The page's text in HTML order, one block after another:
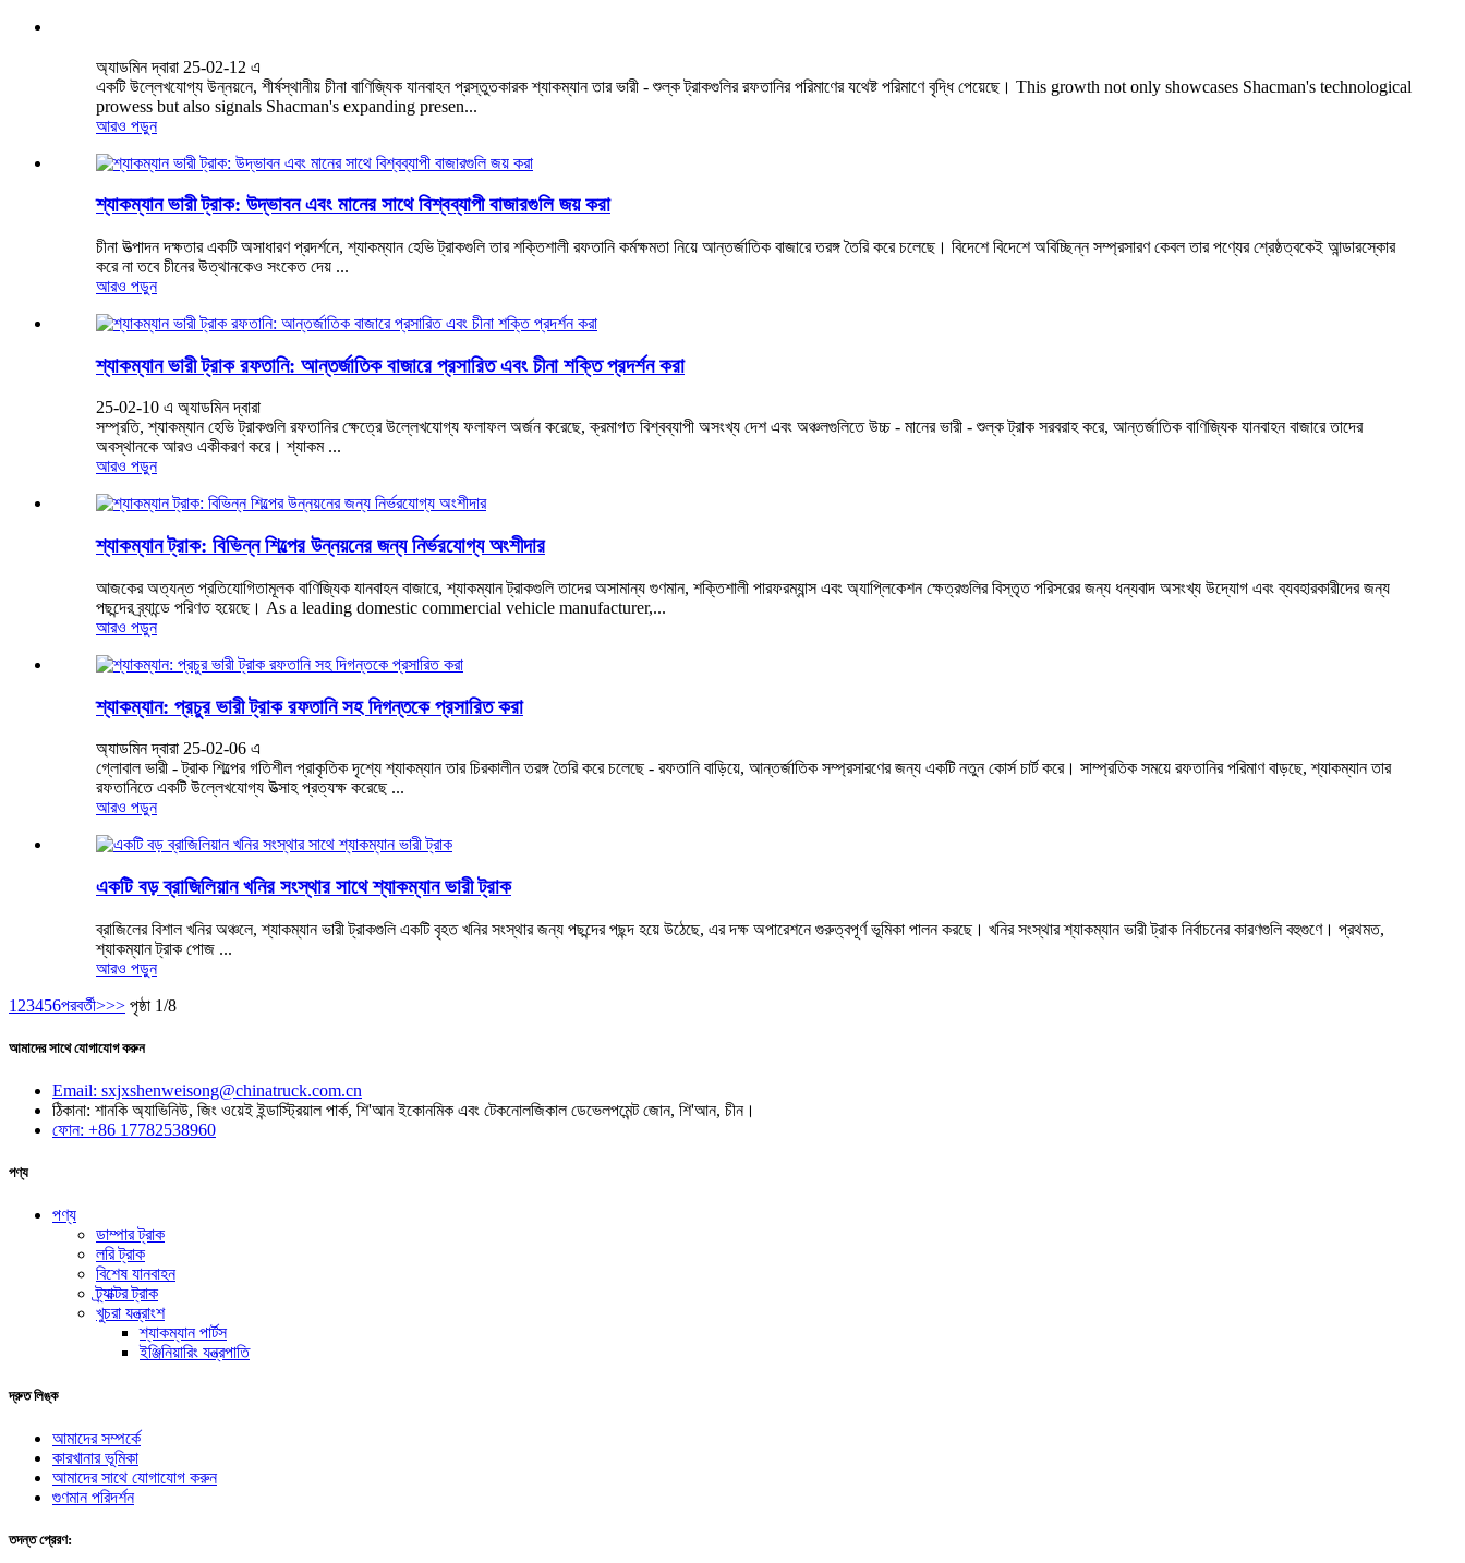
অ্যাডমিন দ্বারা 25-02-12 এ
একটি উল্লেখযোগ্য উন্নয়নে, শীর্ষস্থানীয় চীনা বাণিজ্যিক যানবাহন প্রস্তুতকারক শ্যাকম্যান তার ভারী - শুল্ক ট্রাকগুলির রফতানির পরিমাণের যথেষ্ট পরিমাণে বৃদ্ধি পেয়েছে। This growth not only showcases Shacman's technological
prowess but also signals Shacman's expanding presen...
আরও পড়ুন
শ্যাকম্যান ভারী ট্রাক: উদ্ভাবন এবং মানের সাথে বিশ্বব্যাপী বাজারগুলি জয় করা
চীনা উত্পাদন দক্ষতার একটি অসাধারণ প্রদর্শনে, শ্যাকম্যান হেভি ট্রাকগুলি তার শক্তিশালী রফতানি কর্মক্ষমতা নিয়ে আন্তর্জাতিক বাজারে তরঙ্গ তৈরি করে চলেছে। বিদেশে বিদেশে অবিচ্ছিন্ন সম্প্রসারণ কেবল তার পণ্যের শ্রেষ্ঠত্বকেই আন্ডারস্কোর
করে না তবে চীনের উত্থানকেও সংকেত দেয় ...
আরও পড়ুন
শ্যাকম্যান ভারী ট্রাক রফতানি: আন্তর্জাতিক বাজারে প্রসারিত এবং চীনা শক্তি প্রদর্শন করা
25-02-10 এ অ্যাডমিন দ্বারা
সম্প্রতি, শ্যাকম্যান হেভি ট্রাকগুলি রফতানির ক্ষেত্রে উল্লেখযোগ্য ফলাফল অর্জন করেছে, ক্রমাগত বিশ্বব্যাপী অসংখ্য দেশ এবং অঞ্চলগুলিতে উচ্চ - মানের ভারী - শুল্ক ট্রাক সরবরাহ করে, আন্তর্জাতিক বাণিজ্যিক যানবাহন বাজারে তাদের
অবস্থানকে আরও একীকরণ করে। শ্যাকম ...
আরও পড়ুন
শ্যাকম্যান ট্রাক: বিভিন্ন শিল্পের উন্নয়নের জন্য নির্ভরযোগ্য অংশীদার
আজকের অত্যন্ত প্রতিযোগিতামূলক বাণিজ্যিক যানবাহন বাজারে, শ্যাকম্যান ট্রাকগুলি তাদের অসামান্য গুণমান, শক্তিশালী পারফরম্যান্স এবং অ্যাপ্লিকেশন ক্ষেত্রগুলির বিস্তৃত পরিসরের জন্য ধন্যবাদ অসংখ্য উদ্যোগ এবং ব্যবহারকারীদের জন্য
পছন্দের ব্র্যান্ডে পরিণত হয়েছে। As a leading domestic commercial vehicle manufacturer,...
আরও পড়ুন
শ্যাকম্যান: প্রচুর ভারী ট্রাক রফতানি সহ দিগন্তকে প্রসারিত করা
অ্যাডমিন দ্বারা 25-02-06 এ
গ্লোবাল ভারী - ট্রাক শিল্পের গতিশীল প্রাকৃতিক দৃশ্যে শ্যাকম্যান তার চিরকালীন তরঙ্গ তৈরি করে চলেছে - রফতানি বাড়িয়ে, আন্তর্জাতিক সম্প্রসারণের জন্য একটি নতুন কোর্স চার্ট করে। সাম্প্রতিক সময়ে রফতানির পরিমাণ বাড়ছে, শ্যাকম্যান তার
রফতানিতে একটি উল্লেখযোগ্য উত্সাহ প্রত্যক্ষ করেছে ...
আরও পড়ুন
একটি বড় ব্রাজিলিয়ান খনির সংস্থার সাথে শ্যাকম্যান ভারী ট্রাক
ব্রাজিলের বিশাল খনির অঞ্চলে, শ্যাকম্যান ভারী ট্রাকগুলি একটি বৃহত খনির সংস্থার জন্য পছন্দের পছন্দ হয়ে উঠেছে, এর দক্ষ অপারেশনে গুরুত্বপূর্ণ ভূমিকা পালন করছে। খনির সংস্থার শ্যাকম্যান ভারী ট্রাক নির্বাচনের কারণগুলি বহুগুণে। প্রথমত,
শ্যাকম্যান ট্রাক পোজ ...
আরও পড়ুন
1 23456পরবর্তী>>> পৃষ্ঠা 1/8
আমাদের সাথে যোগাযোগ করুন
Email: sxjxshenweisong@chinatruck.com.cn
ঠিকানা: শানকি অ্যাভিনিউ, জিং ওয়েই ইন্ডাস্ট্রিয়াল পার্ক, শি'আন ইকোনমিক এবং টেকনোলজিকাল ডেভেলপমেন্ট জোন, শি'আন, চীন।
ফোন: +86 17782538960
পণ্য
পণ্য
ডাম্পার ট্রাক
লরি ট্রাক
বিশেষ যানবাহন
ট্র্যাক্টর ট্রাক
খুচরা যন্ত্রাংশ
শ্যাকম্যান পার্টস
ইঞ্জিনিয়ারিং যন্ত্রপাতি
দ্রুত লিঙ্ক
আমাদের সম্পর্কে
কারখানার ভূমিকা
আমাদের সাথে যোগাযোগ করুন
গুণমান পরিদর্শন
তদন্ত প্রেরণ: